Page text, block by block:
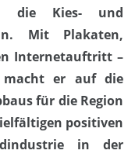
die Kies- und
Mit Plakaten,
Internetauftritt –
macht er auf die
für die Region
positiven
in der